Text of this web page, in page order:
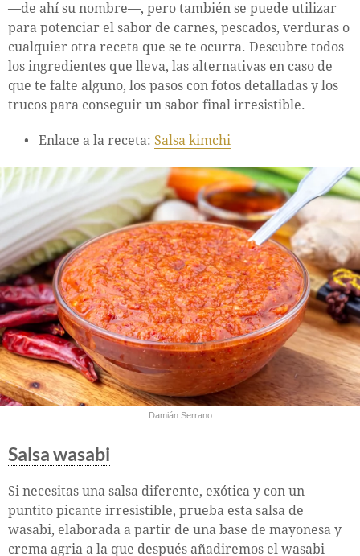
—de ahí su nombre—, pero también se puede utilizar
para potenciar el sabor de carnes, pescados, verduras o
cualquier otra receta que se te ocurra. Descubre todos
los ingredientes que lleva, las alternativas en caso de
que te falte alguno, los pasos con fotos detalladas y los
trucos para conseguir un sabor final irresistible.
Enlace a la receta: Salsa kimchi
Damián Serrano
Salsa wasabi
Si necesitas una salsa diferente, exótica y con un
puntito picante irresistible, prueba esta salsa de
wasabi, elaborada a partir de una base de mayonesa y
crema agria a la que después añadiremos el wasabi